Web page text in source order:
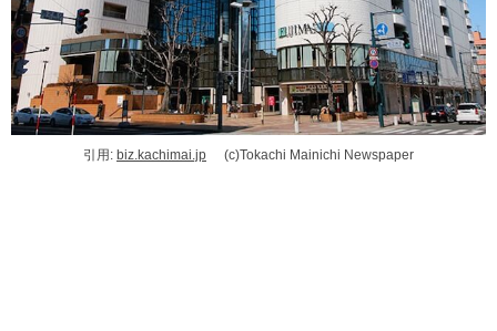
引用: biz.kachimai.jp (c)Tokachi Mainichi Newspaper